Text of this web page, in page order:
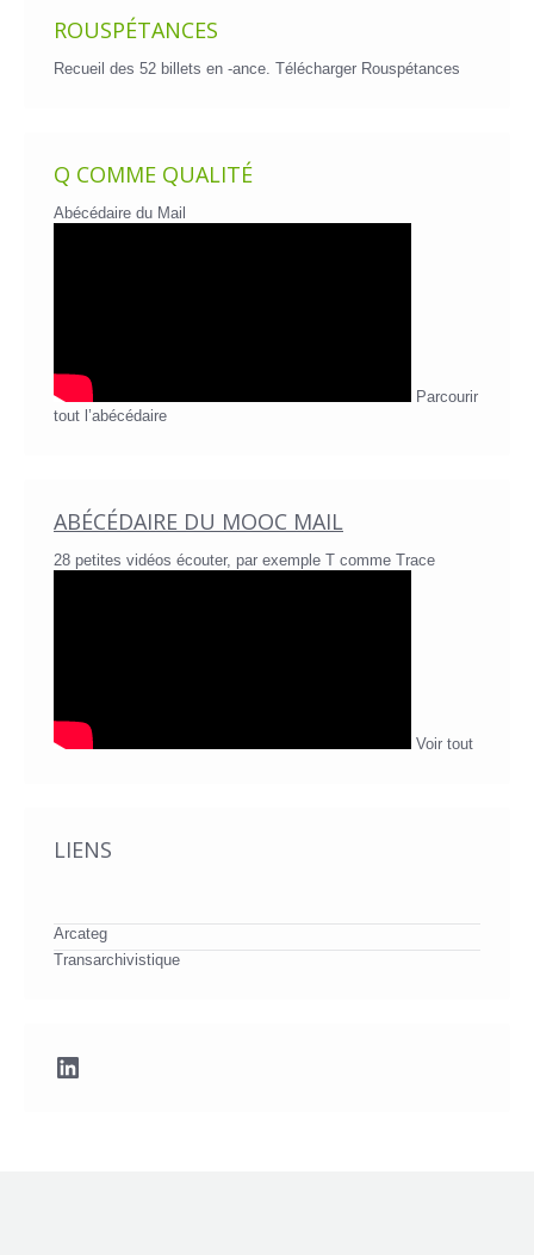
ROUSPÉTANCES
Recueil des 52 billets en -ance. Télécharger Rouspétances
Q COMME QUALITÉ
Abécédaire du Mail
Parcourir
tout l’abécédaire
ABÉCÉDAIRE DU MOOC MAIL
28 petites vidéos écouter, par exemple T comme Trace
Voir tout
LIENS
Arcateg
Transarchivistique
LinkedIn